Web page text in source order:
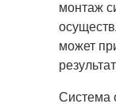
монтаж
может
Система